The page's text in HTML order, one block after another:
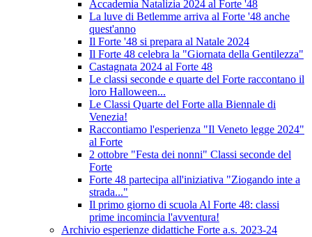
Accademia Natalizia 2024 al Forte '48
La luve di Betlemme arriva al Forte '48 anche
quest'anno
Il Forte '48 si prepara al Natale 2024
Il Forte 48 celebra la "Giornata della Gentilezza"
Castagnata 2024 al Forte 48
Le classi seconde e quarte del Forte raccontano il
loro Halloween...
Le Classi Quarte del Forte alla Biennale di
Venezia!
Raccontiamo l'esperienza "Il Veneto legge 2024"
al Forte
2 ottobre "Festa dei nonni" Classi seconde del
Forte
Forte 48 partecipa all'iniziativa "Ziogando inte a
strada..."
Il primo giorno di scuola Al Forte 48: classi
prime incomincia l'avventura!
Archivio esperienze didattiche Forte a.s. 2023-24